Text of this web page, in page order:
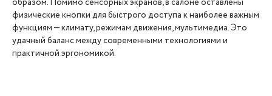
образом. Помимо сенсорных экранов, в салоне оставлены
физические кнопки для быстрого доступа к наиболее важным
функциям — климату, режимам движения, мультимедиа. Это
удачный баланс между современными технологиями и
практичной эргономикой.